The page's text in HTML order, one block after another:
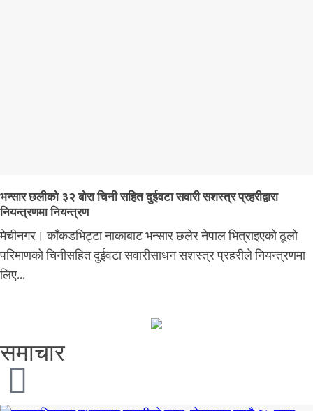
भन्सार छलीको ३२ बोरा चिनी सहित दुईवटा सवारी सशस्त्र प्रहरीद्वारा
नियन्त्रणमा नियन्त्रण
मेचीनगर। काँकडभिट्टा नाकाबाट भन्सार छलेर नेपाल भित्राइएको ठूलो
परिमाणको चिनीसहित दुईवटा सवारीसाधन सशस्त्र प्रहरीले नियन्त्रणमा
लिए...
समाचार